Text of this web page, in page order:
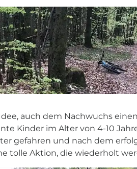
auch dem Nachwuchs
Kinder im Alter von 4-10
gefahren und nach dem
tolle Aktion, die wiederholt